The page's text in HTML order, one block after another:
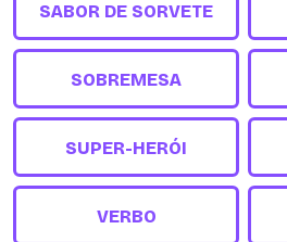
SABOR DE SORVETE
SOBREMESA
SUPER-HERÓI
VERBO